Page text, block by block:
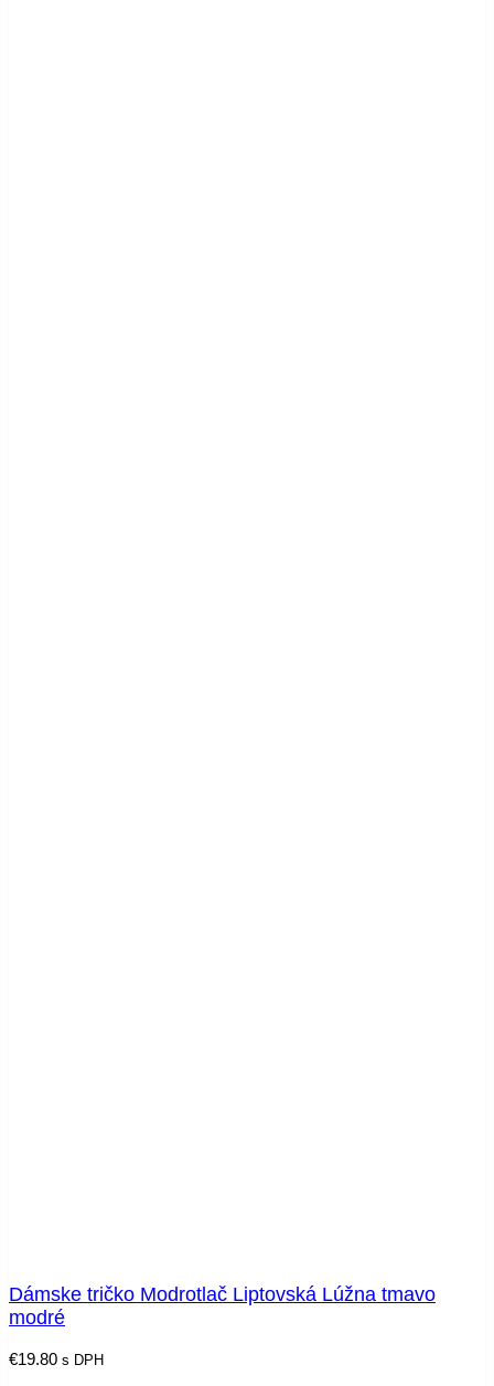
Dámske tričko Modrotlač Liptovská Lúžna tmavo
modré
€19.80 s DPH